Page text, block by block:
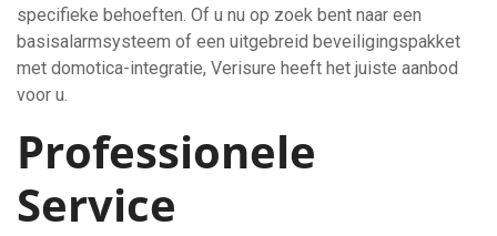
specifieke behoeften. Of u nu op zoek bent naar een
basisalarmsysteem of een uitgebreid beveiligingspakket
met domotica-integratie, Verisure heeft het juiste aanbod
voor u.
Professionele
Service